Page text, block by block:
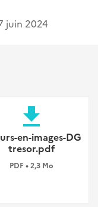
juin 2024
file_download
en-images-DG
tresor.pdf
PDF • 2,3 Mo